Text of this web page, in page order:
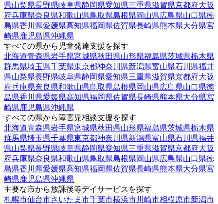
県山梨県長野県岐阜県静岡県愛知県三重県滋賀県京都府大阪
府兵庫県奈良県和歌山県鳥取県島根県岡山県広島県山口県徳
島県香川県愛媛県高知県福岡県佐賀県長崎県熊本県大分県宮
崎県鹿児島県沖縄県
すべての県から児童発達支援を探す
北海道青森県岩手県宮城県秋田県山形県福島県茨城県栃木県
群馬県埼玉県千葉県東京都神奈川県新潟県富山県石川県福井
県山梨県長野県岐阜県静岡県愛知県三重県滋賀県京都府大阪
府兵庫県奈良県和歌山県鳥取県島根県岡山県広島県山口県徳
島県香川県愛媛県高知県福岡県佐賀県長崎県熊本県大分県宮
崎県鹿児島県沖縄県
すべての県から障害児相談支援を探す
北海道青森県岩手県宮城県秋田県山形県福島県茨城県栃木県
群馬県埼玉県千葉県東京都神奈川県新潟県富山県石川県福井
県山梨県長野県岐阜県静岡県愛知県三重県滋賀県京都府大阪
府兵庫県奈良県和歌山県鳥取県島根県岡山県広島県山口県徳
島県香川県愛媛県高知県福岡県佐賀県長崎県熊本県大分県宮
崎県鹿児島県沖縄県
主要な市から放課後等デイサービスを探す
札幌市仙台市さいたま市千葉市横浜市川崎市相模原市新潟市